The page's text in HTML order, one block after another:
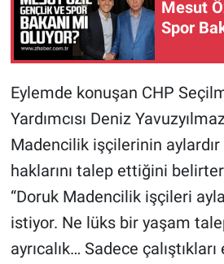
Mesut
Spor
Eylemde konuşan CHP
Yardımcısı Deniz
Madencilik işçilerinin
haklarını talep ettiğini
“Doruk Madencilik işçileri
istiyor. Ne lüks bir yaşam
ayrıcalık… Sadece çalıştıkları